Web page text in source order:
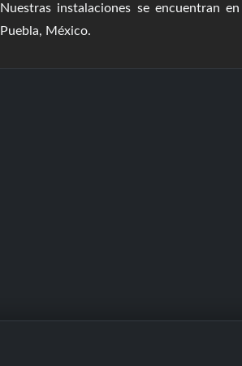
Nuestras instalaciones se encuentran en
Puebla, México.